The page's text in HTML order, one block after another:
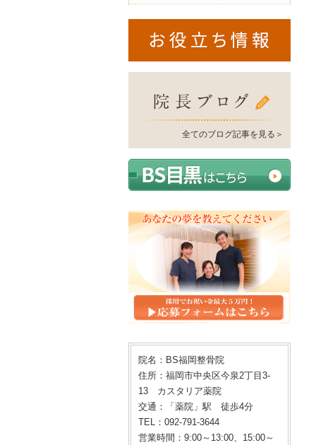
全てのブログ記事を見る＞
院名：BS福岡整骨院
住所：福岡市中央区今泉2丁目3-
13 カスタリア薬院
交通：「薬院」駅 徒歩4分
TEL：092-791-3644
営業時間：9:00～13:00、15:00～